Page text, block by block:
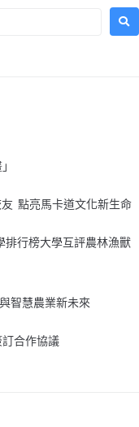
點亮馬卡道文化新生命
排行榜大學互評農林漁獸
智慧農業新未來
合作協議